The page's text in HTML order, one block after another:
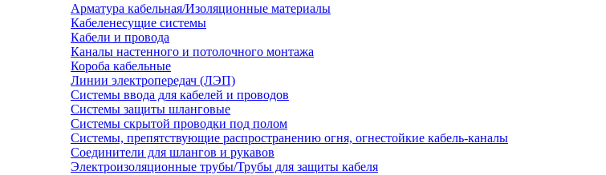
Арматура кабельная/Изоляционные материалы
Кабеленесущие системы
Кабели и провода
Каналы настенного и потолочного монтажа
Короба кабельные
Линии электропередач (ЛЭП)
Системы ввода для кабелей и проводов
Системы защиты шланговые
Системы скрытой проводки под полом
Системы, препятствующие распространению огня, огнестойкие кабель-каналы
Соединители для шлангов и рукавов
Электроизоляционные трубы/Трубы для защиты кабеля